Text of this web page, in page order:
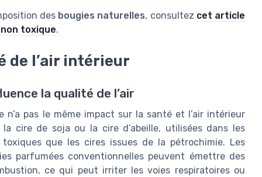
des bougies naturelles, consultez cet article
toxique.
de l’air intérieur
la qualité de l’air
pas le même impact sur la santé et l’air intérieur
cire de soja ou la cire d’abeille, utilisées dans les
que les cires issues de la pétrochimie. Les
parfumées conventionnelles peuvent émettre des
ce qui peut irriter les voies respiratoires ou